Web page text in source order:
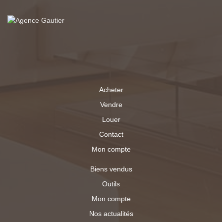
offre un bel extérieur propice aux moments en famille :
Acheter
Vendre
Louer
Contact
Mon compte
Biens vendus
Outils
Mon compte
Nos actualités